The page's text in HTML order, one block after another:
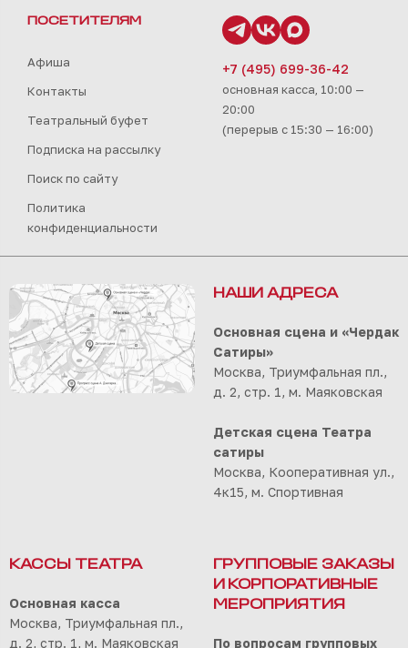
ПОСЕТИТЕЛЯМ
Афиша
Контакты
Театральный буфет
Подписка на рассылку
Поиск по сайту
Политика
конфиденциальности
+7 (495) 699-36-42
основная касса, 10:00 —
20:00
(перерыв с 15:30 — 16:00)
НАШИ АДРЕСА
Основная сцена и «Чердак
Сатиры»
Москва, Триумфальная пл.,
д. 2, стр. 1, м. Маяковская
Детская сцена Театра
сатиры
Москва, Кооперативная ул.,
4к15, м. Спортивная
КАССЫ ТЕАТРА
Основная касса
Москва, Триумфальная пл.,
д. 2, стр. 1, м. Маяковская
ГРУППОВЫЕ ЗАКАЗЫ
И КОРПОРАТИВНЫЕ
МЕРОПРИЯТИЯ
По вопросам групповых